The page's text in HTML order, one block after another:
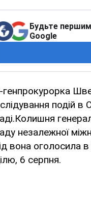
Будьте
Google
генпрокурорка
подій в
незалежної
вона оголосила
6 серпня.